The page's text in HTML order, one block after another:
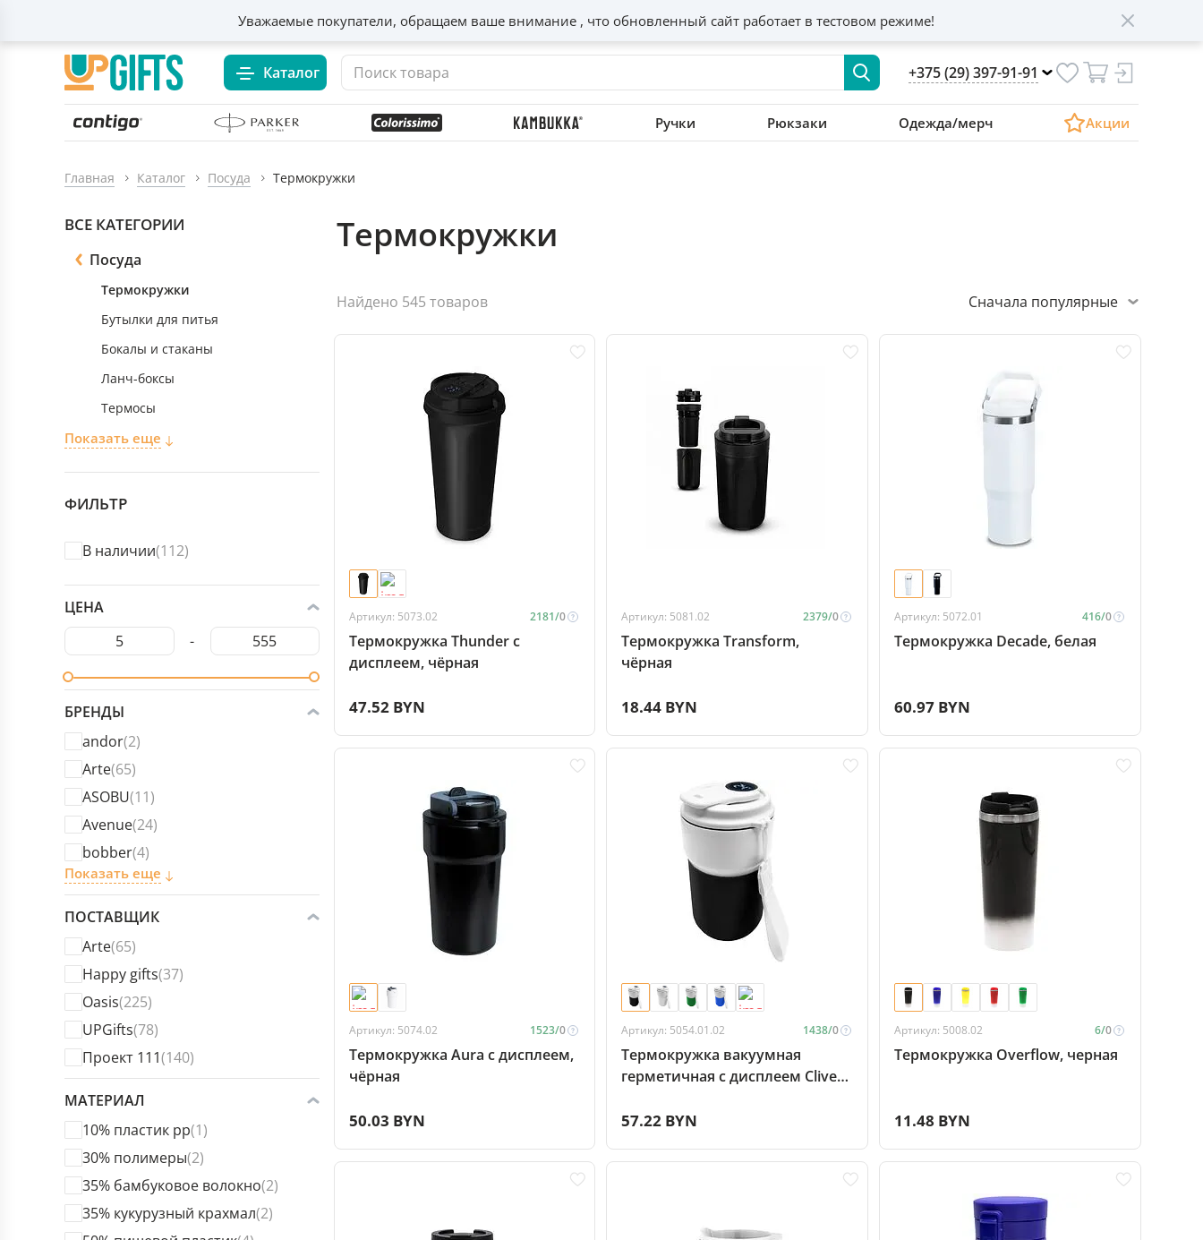
Уважаемые покупатели, обращаем ваше внимание , что обновленный сайт работает в тестовом режиме!
Каталог +375 (29) 397-91-91
Ручки Рюкзаки Одежда/мерч Акции
Главная Каталог Посуда Термокружки
ВСЕ КАТЕГОРИИ
Посуда
Термокружки
Бутылки для питья
Бокалы и стаканы
Ланч-боксы
Термосы
Показать еще
ФИЛЬТР
В наличии(112)
ЦЕНА
-
БРЕНДЫ
andor(2)
Arte(65)
ASOBU(11)
Avenue(24)
bobber(4)
Показать еще
ПОСТАВЩИК
Arte(65)
Happy gifts(37)
Oasis(225)
UPGifts(78)
Проект 111(140)
МАТЕРИАЛ
10% пластик pp(1)
30% полимеры(2)
35% бамбуковое волокно(2)
35% кукурузный крахмал(2)
Термокружки
Найдено 545 товаров Сначала популярные
Артикул: 5073.02 2181/0
Термокружка Thunder с
дисплеем, чёрная
47.52 BYN
Артикул: 5081.02 2379/0
Термокружка Transform,
чёрная
18.44 BYN
Артикул: 5072.01 416/0
Термокружка Decade, белая
60.97 BYN
Артикул: 5074.02 1523/0
Термокружка Aura с дисплеем,
чёрная
50.03 BYN
Артикул: 5054.01.02 1438/0
Термокружка вакуумная
герметичная с дисплеем Clive
57.22 BYN
Артикул: 5008.02 6/0
Термокружка Overflow, черная
11.48 BYN